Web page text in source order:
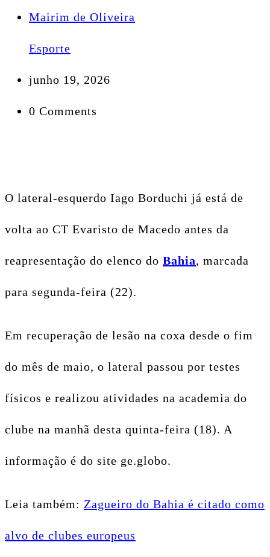
Mairim de Oliveira
Esporte
junho 19, 2026
0 Comments
O lateral-esquerdo Iago Borduchi já está de
volta ao CT Evaristo de Macedo antes da
reapresentação do elenco do Bahia, marcada
para segunda-feira (22).
Em recuperação de lesão na coxa desde o fim
do mês de maio, o lateral passou por testes
físicos e realizou atividades na academia do
clube na manhã desta quinta-feira (18). A
informação é do site ge.globo.
Leia também: Zagueiro do Bahia é citado como
alvo de clubes europeus